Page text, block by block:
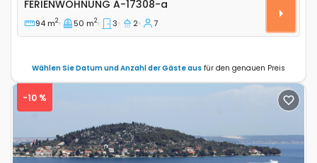
FERIENWOHNUNG A-17308-a
94 m2 50 m2 3 2 7
Wählen Sie Datum und Anzahl der Gäste aus für den genauen Preis
-10 %